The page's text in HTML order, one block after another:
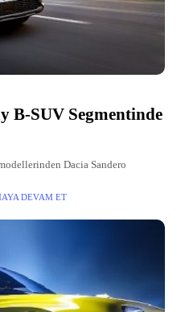
B-SUV Segmentinde
Dacia Sandero
DEVAM ET